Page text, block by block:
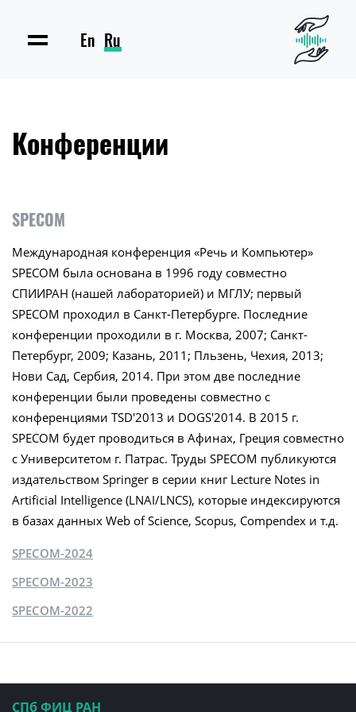
En Ru
Конференции
SPECOM
Международная конференция «Речь и Компьютер»
SPECOM была основана в 1996 году совместно
СПИИРАН (нашей лабораторией) и МГЛУ; первый
SPECOM проходил в Санкт-Петербурге. Последние
конференции проходили в г. Москва, 2007; Санкт-
Петербург, 2009; Казань, 2011; Пльзень, Чехия, 2013;
Нови Сад, Сербия, 2014. При этом две последние
конференции были проведены совместно с
конференциями TSD'2013 и DOGS'2014. В 2015 г.
SPECOM будет проводиться в Афинах, Греция совместно
с Университетом г. Патрас. Труды SPECOM публикуются
издательством Springer в серии книг Lecture Notes in
Artificial Intelligence (LNAI/LNCS), которые индексируются
в базах данных Web of Science, Scopus, Compendex и т.д.
SPECOM-2024
SPECOM-2023
SPECOM-2022
СПб ФИЦ РАН